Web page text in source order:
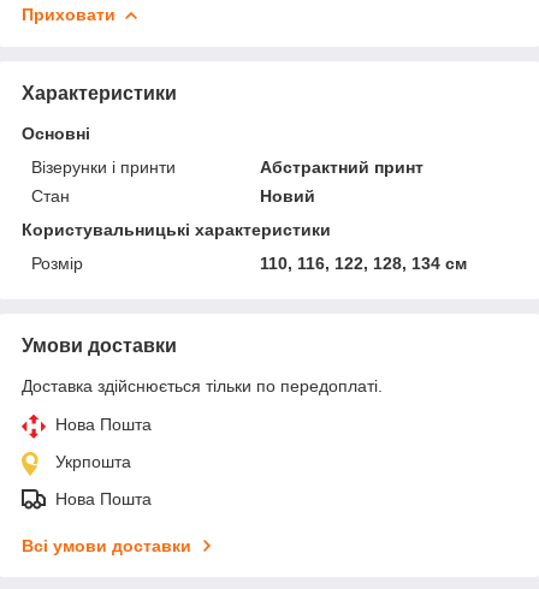
Приховати
Характеристики
Основні
Візерунки і принти
Абстрактний принт
Стан
Новий
Користувальницькі характеристики
Розмір
110, 116, 122, 128, 134 см
Умови доставки
Доставка здійснюється тільки по передоплаті.
Нова Пошта
Укрпошта
Нова Пошта
Всі умови доставки